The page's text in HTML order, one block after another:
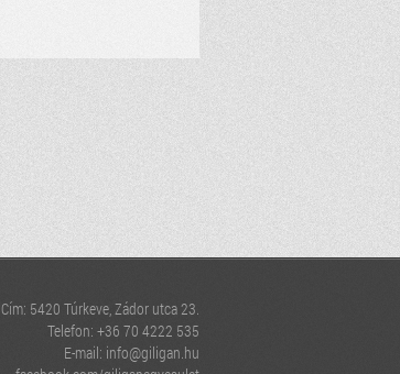
Cím: 5420 Túrkeve, Zádor utca 23.
Telefon: +36 70 4222 535
E-mail: info@giligan.hu